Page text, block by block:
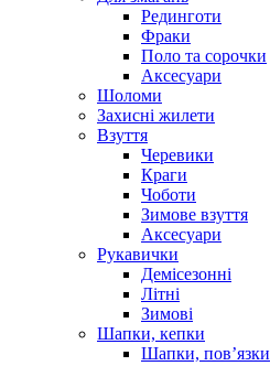
Рединготи
Фраки
Поло та сорочки
Аксесуари
Шоломи
Захисні жилети
Взуття
Черевики
Краги
Чоботи
Зимове взуття
Аксесуари
Рукавички
Демісезонні
Літні
Зимові
Шапки, кепки
Шапки, пов’язки